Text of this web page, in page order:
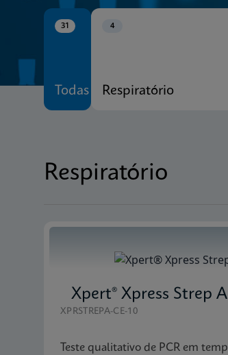
31
Todas
4
Respiratório
Respiratório
Xpert® Xpress Strep A
XPRSTREPA-CE-10
Teste qualitativo de PCR em